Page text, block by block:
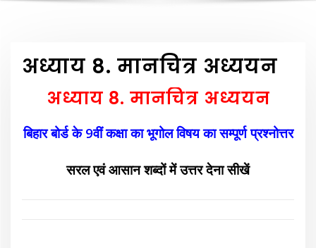
अध्याय 8. मानचित्र अध्ययन
अध्याय 8. मानचित्र अध्ययन
बिहार बोर्ड के 9वीं कक्षा का भूगोल विषय का सम्पूर्ण प्रश्नोत्तर
सरल एवं आसान शब्दों में उत्तर देनासीखें